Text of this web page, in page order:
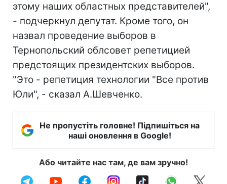
этому наших областных представителей",
- подчеркнул депутат. Кроме того, он
назвал проведение выборов в
Тернопольский облсовет репетицией
предстоящих президентских выборов.
"Это - репетиция технологии "Все против
Юли", - сказал А.Шевченко.
Не пропустіть головне! Підпишіться на
наші оновлення в Google!
Або читайте нас там, де вам зручно!